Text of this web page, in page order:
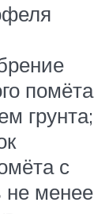
помёта
грунта;
с
не менее